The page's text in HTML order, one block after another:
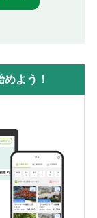
よう！